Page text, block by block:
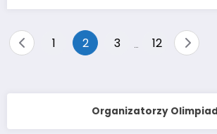
Stronicowanie
1 2 3 12
Organizatorzy